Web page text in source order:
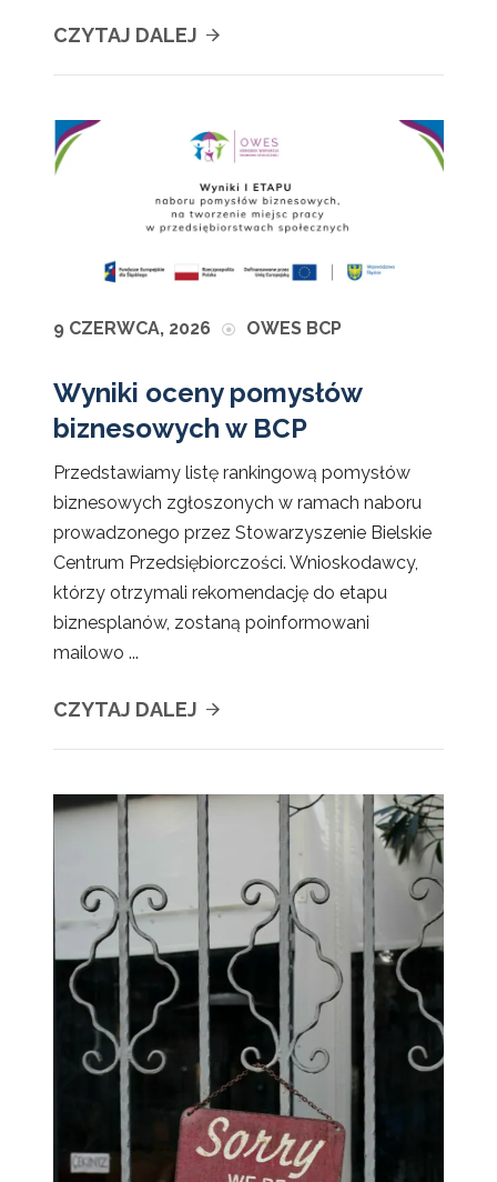
CZYTAJ DALEJ
9 CZERWCA, 2026 OWES BCP
Wyniki oceny pomysłów
biznesowych w BCP
Przedstawiamy listę rankingową pomysłów
biznesowych zgłoszonych w ramach naboru
prowadzonego przez Stowarzyszenie Bielskie
Centrum Przedsiębiorczości. Wnioskodawcy,
którzy otrzymali rekomendację do etapu
biznesplanów, zostaną poinformowani
mailowo ...
CZYTAJ DALEJ